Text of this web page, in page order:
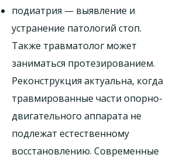
подиатрия — выявление и
устранение патологий стоп.
Также травматолог может
заниматься протезированием.
Реконструкция актуальна, когда
травмированные части опорно-
двигательного аппарата не
подлежат естественному
восстановлению. Современные